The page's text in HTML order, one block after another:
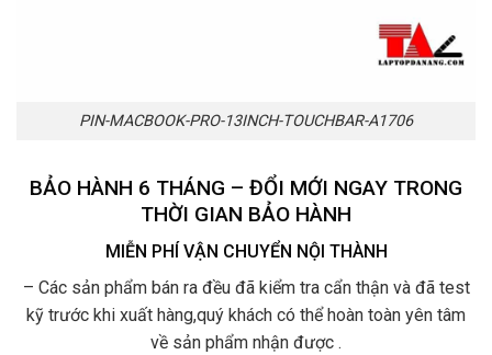
PIN-MACBOOK-PRO-13INCH-TOUCHBAR-A1706
BẢO HÀNH 6 THÁNG – ĐỔI MỚI NGAY TRONG
THỜI GIAN BẢO HÀNH
MIỄN PHÍ VẬN CHUYỂN NỘI THÀNH
– Các sản phẩm bán ra đều đã kiểm tra cẩn thận và đã test
kỹ trước khi xuất hàng,quý khách có thể hoàn toàn yên tâm
về sản phẩm nhận được .